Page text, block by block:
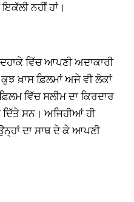
ਨਹੀਂ ਹਾਂ।
ਵਿੱਚ ਆਪਣੀ ਅਦਾਕਾਰੀ
ਖ਼ਾਸ ਫ਼ਿਲਮਾਂ ਅਜੇ ਵੀ ਲੋਕਾਂ
ਵਿੱਚ ਸਲੀਮ ਦਾ ਕਿਰਦਾਰ
ਦਿੱਤੇ ਸਨ। ਅਜਿਹੀਆਂ ਹੀ
ਦਾ ਸਾਥ ਦੇ ਕੇ ਆਪਣੀ